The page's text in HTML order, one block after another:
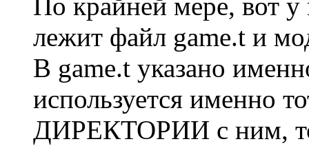
По крайней мере, вот
лежит файл game.t и
В game.t указано
используется именно
ДИРЕКТОРИИ с ним, то